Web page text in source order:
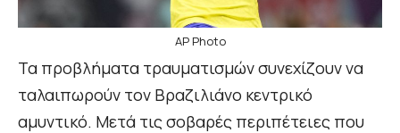
AP Photo
Τα προβλήματα τραυματισμών συνεχίζουν να
ταλαιπωρούν τον Βραζιλιάνο κεντρικό
αμυντικό. Μετά τις σοβαρές περιπέτειες που